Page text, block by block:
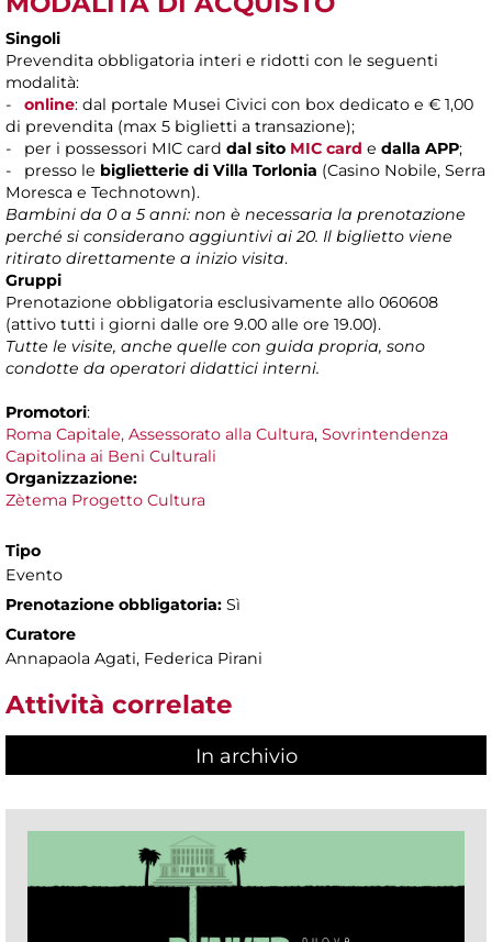
Singoli
Prevendita obbligatoria interi e ridotti con le seguenti
modalità:
- online: dal portale Musei Civici con box dedicato e € 1,00
di prevendita (max 5 biglietti a transazione);
- per i possessori MIC card dal sito MIC card e dalla APP;
- presso le biglietterie di Villa Torlonia (Casino Nobile, Serra
Moresca e Technotown).
Bambini da 0 a 5 anni: non è necessaria la prenotazione
perché si considerano aggiuntivi ai 20. Il biglietto viene
ritirato direttamente a inizio visita.
Gruppi
Prenotazione obbligatoria esclusivamente allo 060608
(attivo tutti i giorni dalle ore 9.00 alle ore 19.00).
Tutte le visite, anche quelle con guida propria, sono
condotte da operatori didattici interni.
Promotori:
Roma Capitale, Assessorato alla Cultura, Sovrintendenza
Capitolina ai Beni Culturali
Organizzazione:
Zètema Progetto Cultura
Tipo
Evento
Prenotazione obbligatoria: Sì
Curatore
Annapaola Agati, Federica Pirani
Attività correlate
In archivio